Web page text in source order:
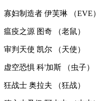
寡妇制造者 伊芙琳 （EVE）
瘟疫之源 图奇 （老鼠）
审判天使 凯尔 （天使）
虚空恐惧 科'加斯 （虫子）
狂战士 奥拉夫 （狂战）